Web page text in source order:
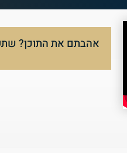
אהבתם את התוכן?